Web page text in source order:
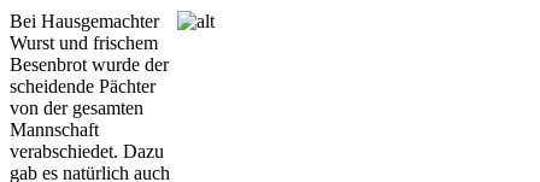
Bei Hausgemachter
Wurst und frischem
Besenbrot wurde der
scheidende Pächter
von der gesamten
Mannschaft
verabschiedet. Dazu
gab es natürlich auch